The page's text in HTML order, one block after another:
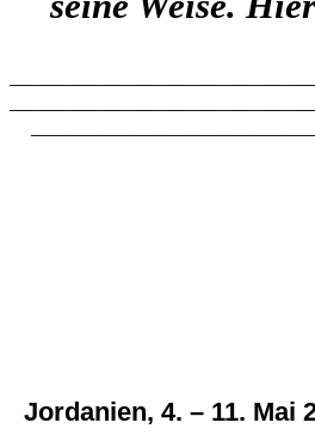
Jordanien, 4. – 11. Mai